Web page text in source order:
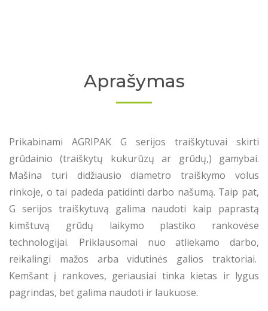
Aprašymas
Prikabinami AGRIPAK G serijos traiškytuvai skirti
grūdainio (traiškytų kukurūzų ar grūdų,) gamybai.
Mašina turi didžiausio diametro traiškymo volus
rinkoje, o tai padeda patidinti darbo našumą. Taip pat,
G serijos traiškytuvą galima naudoti kaip paprastą
kimštuvą grūdų laikymo plastiko rankovėse
technologijai. Priklausomai nuo atliekamo darbo,
reikalingi mažos arba vidutinės galios traktoriai.
Kemšant į rankoves, geriausiai tinka kietas ir lygus
pagrindas, bet galima naudoti ir laukuose.